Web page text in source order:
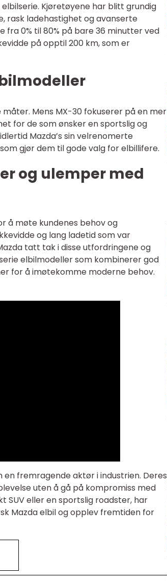
Kjøretøyene har blitt grundig
rask ladehastighet og avanserte
fra 0% til 80% på bare 36 minutter ved
på opptil 200 km, som er
Mens MX-30 fokuserer på en mer
for de som ønsker en sportslig og
Mazda’s sin velrenomerte
gjør dem til gode valg for elbillifere.
og ulemper med
å møte kundenes behov og
og lang ladetid som var
tatt tak i disse utfordringene og
elbilmodeller som kombinerer god
for å imøtekomme moderne behov.
en fremragende aktør i industrien. Deres
uten å gå på kompromiss med
SUV eller en sportslig roadster, har
Mazda elbil og opplev fremtiden for